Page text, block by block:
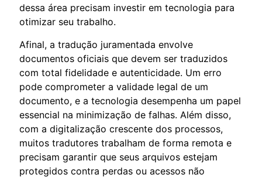
dessa área precisam investir em tecnologia para
otimizar seu trabalho.
Afinal, a tradução juramentada envolve
documentos oficiais que devem ser traduzidos
com total fidelidade e autenticidade. Um erro
pode comprometer a validade legal de um
documento, e a tecnologia desempenha um papel
essencial na minimização de falhas. Além disso,
com a digitalização crescente dos processos,
muitos tradutores trabalham de forma remota e
precisam garantir que seus arquivos estejam
protegidos contra perdas ou acessos não